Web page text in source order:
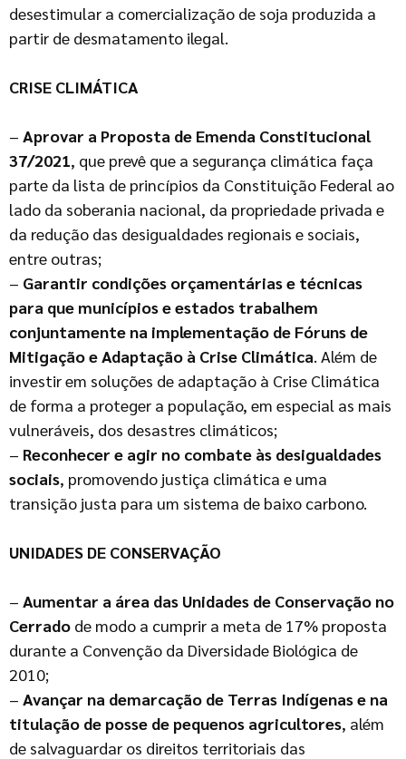
desestimular a comercialização de soja produzida a
partir de desmatamento ilegal.
CRISE CLIMÁTICA
– Aprovar a Proposta de Emenda Constitucional
37/2021, que prevê que a segurança climática faça
parte da lista de princípios da Constituição Federal ao
lado da soberania nacional, da propriedade privada e
da redução das desigualdades regionais e sociais,
entre outras;
– Garantir condições orçamentárias e técnicas
para que municípios e estados trabalhem
conjuntamente na implementação de Fóruns de
Mitigação e Adaptação à Crise Climática. Além de
investir em soluções de adaptação à Crise Climática
de forma a proteger a população, em especial as mais
vulneráveis, dos desastres climáticos;
– Reconhecer e agir no combate às desigualdades
sociais, promovendo justiça climática e uma
transição justa para um sistema de baixo carbono.
UNIDADES DE CONSERVAÇÃO
– Aumentar a área das Unidades de Conservação no
Cerrado de modo a cumprir a meta de 17% proposta
durante a Convenção da Diversidade Biológica de
2010;
– Avançar na demarcação de Terras Indígenas e na
titulação de posse de pequenos agricultores, além
de salvaguardar os direitos territoriais das